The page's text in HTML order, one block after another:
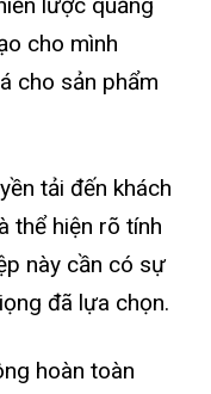
cho mình
cho sản phẩm
tải đến khách
thể hiện rõ tính
này cần có sự
đã lựa chọn.
hoàn toàn